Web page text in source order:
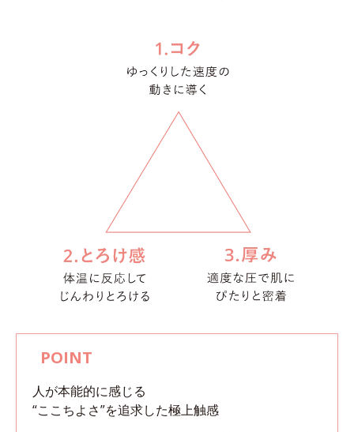
人が本能的に感じる
“ここちよさ”を追求した極上触感